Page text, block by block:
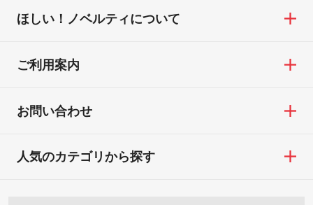
ほしい！ノベルティについて
ご利用案内
お問い合わせ
人気のカテゴリから探す